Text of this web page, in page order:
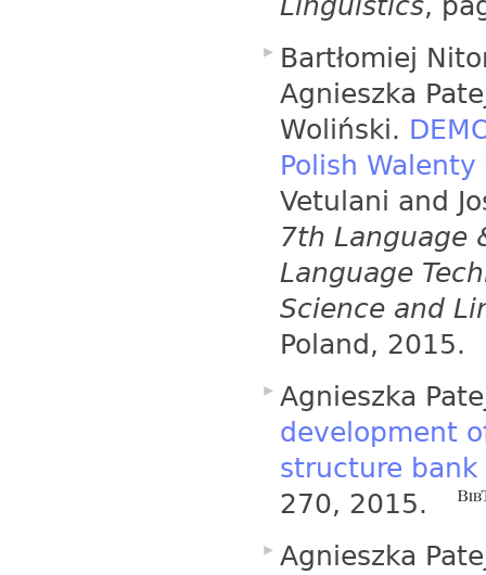
Linguistics,
Bartłomiej
Agnieszka
Woliński.
Polish
Vetulani and
7th Language
Language
Science and
Poland, 2015.
Agnieszka
development
structure bank
270, 2015.
Agnieszka